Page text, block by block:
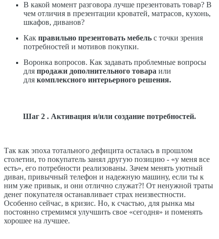
В какой момент разговора лучше презентовать товар? В
чем отличия в презентации кроватей, матрасов, кухонь,
шкафов, диванов?
Как правильно презентовать мебель с точки зрения
потребностей и мотивов покупки.
Воронка вопросов. Как задавать проблемные вопросы
для продажи дополнительного товара или
для комплексного интерьерного решения.
Шаг 2 . Активация и/или создание потребностей.
Так как эпоха тотального дефицита осталась в прошлом
столетии, то покупатель занял другую позицию - «у меня все
есть», его потребности реализованы. Зачем менять уютный
диван, привычный телефон и надежную машину, если ты к
ним уже привык, и они отлично служат?! От ненужной траты
денег покупателя останавливает страх неизвестности.
Особенно сейчас, в кризис. Но, к счастью, для рынка мы
постоянно стремимся улучшить свое «сегодня» и поменять
хорошее на лучшее.